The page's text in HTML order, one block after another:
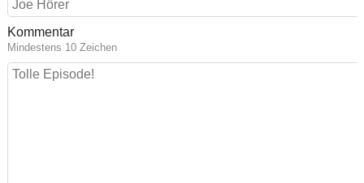
Kommentar
Mindestens 10 Zeichen